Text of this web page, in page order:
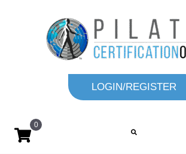
LOGIN/REGISTER
0